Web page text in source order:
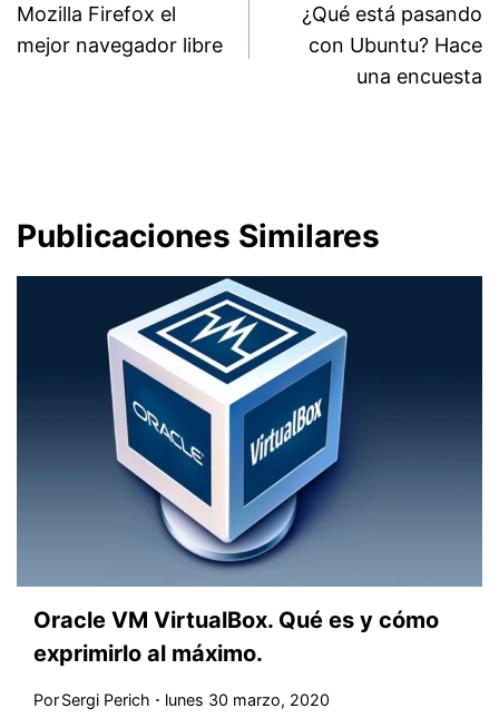
de
Mozilla Firefox el
mejor navegador libre
¿Qué está pasando
con Ubuntu? Hace
una encuesta
Publicaciones Similares
Oracle VM VirtualBox. Qué es y cómo
exprimirlo al máximo.
PorSergi Perich lunes 30 marzo, 2020